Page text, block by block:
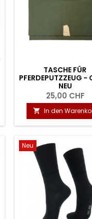
TASCHE FÜR
PFERDEPUTZZEUG -
NEU
25,00 CHF
 In den
Neu